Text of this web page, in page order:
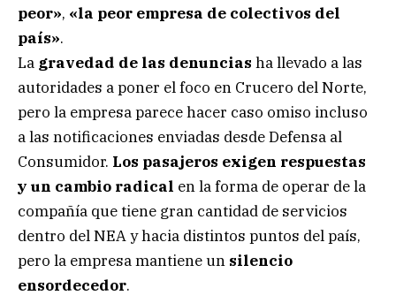
peor», «la peor empresa de colectivos del
país».
La gravedad de las denuncias ha llevado a las
autoridades a poner el foco en Crucero del Norte,
pero la empresa parece hacer caso omiso incluso
a las notificaciones enviadas desde Defensa al
Consumidor. Los pasajeros exigen respuestas
y un cambio radical en la forma de operar de la
compañía que tiene gran cantidad de servicios
dentro del NEA y hacia distintos puntos del país,
pero la empresa mantiene un silencio
ensordecedor.